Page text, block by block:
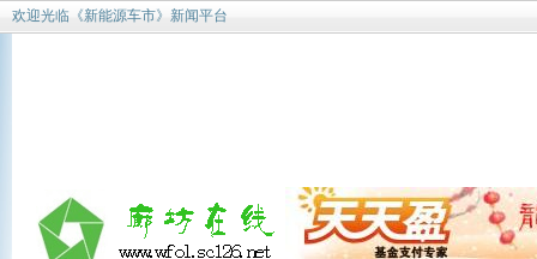
欢迎光临《新能源车市》新闻平台